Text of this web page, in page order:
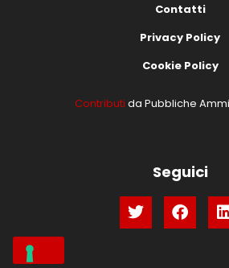
Contatti
Privacy Policy
Cookie Policy
Contributi da Pubbliche
Seguici